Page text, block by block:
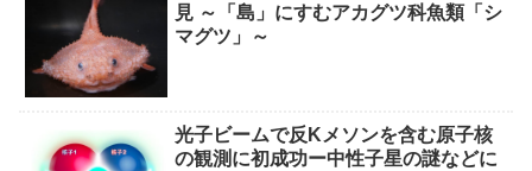
見 ～「島」にすむアカグツ科魚類「シ
マグツ」～
光子ビームで反Kメソンを含む原子核
の観測に初成功ー中性子星の謎などに